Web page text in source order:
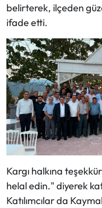
belirterek, ilçeden
ifade etti.
Kargı halkına
helal edin." diyerek
Katılımcılar da
Oğuzlar Haberleri
Ortaköy Haberleri
Osmancık
Otomotiv
Resmi İlan
Resmi Reklam
Siyaset